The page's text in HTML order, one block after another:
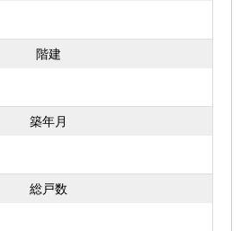
階建
築年月
総戸数